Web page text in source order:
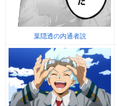
葉隠透の内通者説